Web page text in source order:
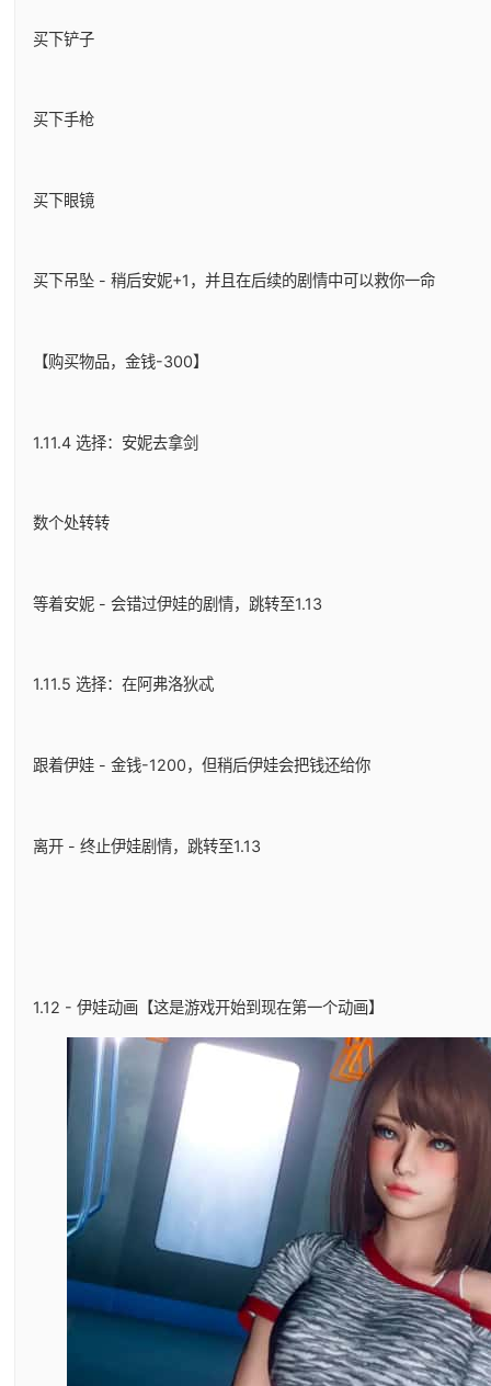
买下铲子
买下手枪
买下眼镜
买下吊坠 - 稍后安妮+1，并且在后续的剧情中可以救你一命
【购买物品，金钱-300】
1.11.4 选择：安妮去拿剑
数个处转转
等着安妮 - 会错过伊娃的剧情，跳转至1.13
1.11.5 选择：在阿弗洛狄忒
跟着伊娃 - 金钱-1200，但稍后伊娃会把钱还给你
离开 - 终止伊娃剧情，跳转至1.13
1.12 - 伊娃动画【这是游戏开始到现在第一个动画】